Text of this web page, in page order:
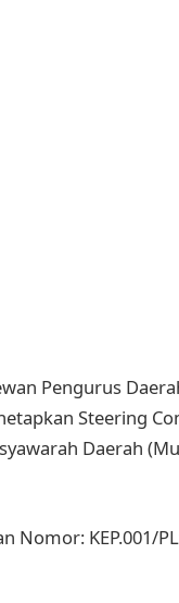
Pengurus
Steering
Daerah
KEP.001/